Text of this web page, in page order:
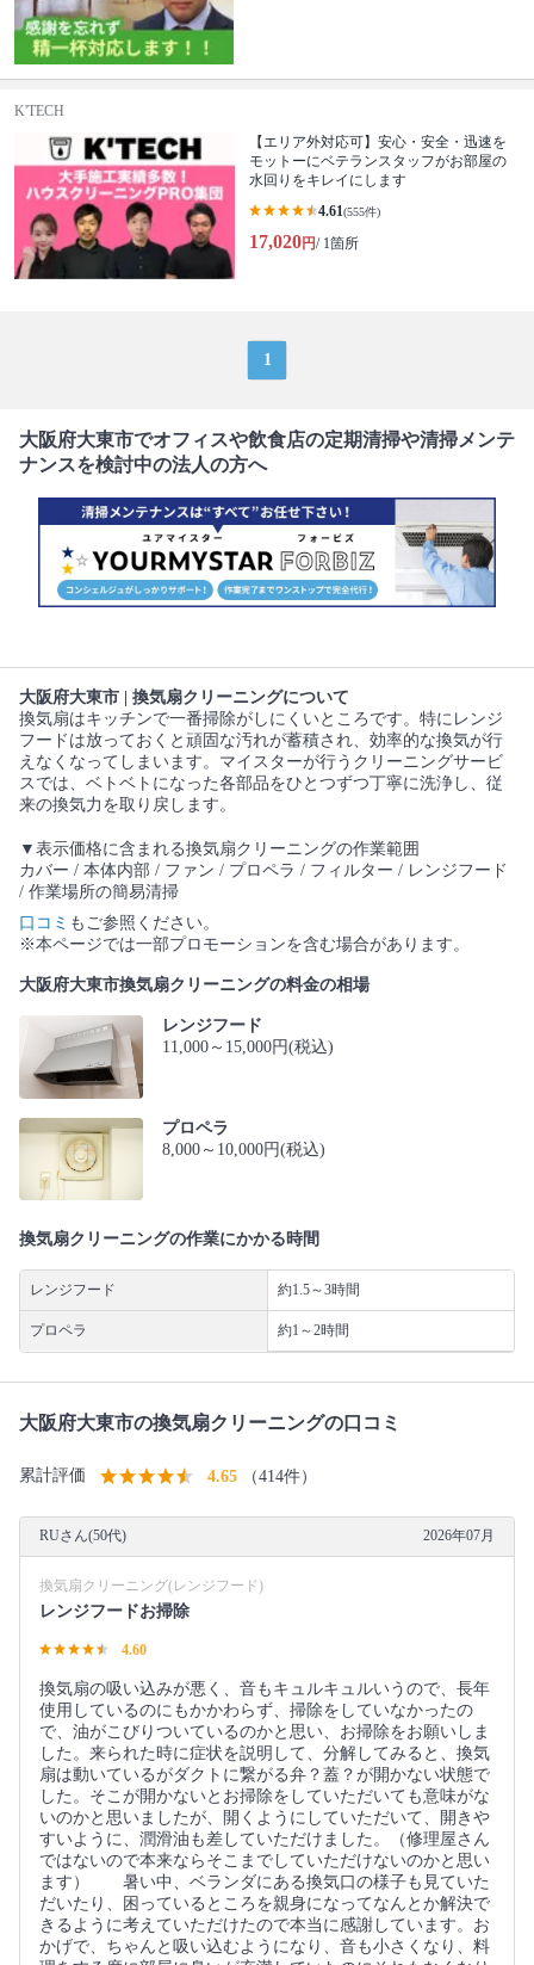
K'TECH
【エリア外対応可】安心・安全・迅速を
モットーにベテランスタッフがお部屋の
水回りをキレイにします
4.61(555件)
17,020円/ 1箇所
1
大阪府大東市でオフィスや飲食店の定期清掃や清掃メンテ
ナンスを検討中の法人の方へ
大阪府大東市 | 換気扇クリーニングについて
換気扇はキッチンで一番掃除がしにくいところです。特にレンジ
フードは放っておくと頑固な汚れが蓄積され、効率的な換気が行
えなくなってしまいます。マイスターが行うクリーニングサービ
スでは、ベトベトになった各部品をひとつずつ丁寧に洗浄し、従
来の換気力を取り戻します。
▼表示価格に含まれる換気扇クリーニングの作業範囲
カバー / 本体内部 / ファン / プロペラ / フィルター / レンジフード
/ 作業場所の簡易清掃
口コミ もご参照ください。
※本ページでは一部プロモーションを含む場合があります。
大阪府大東市換気扇クリーニングの料金の相場
レンジフード
11,000～15,000円(税込)
プロペラ
8,000～10,000円(税込)
換気扇クリーニングの作業にかかる時間
レンジフード 約1.5～3時間
プロペラ 約1～2時間
大阪府大東市の換気扇クリーニングの口コミ
累計評価 4.65 （414件）
RUさん(50代) 2026年07月
換気扇クリーニング(レンジフード)
レンジフードお掃除
4.60
換気扇の吸い込みが悪く、音もキュルキュルいうので、長年
使用しているのにもかかわらず、掃除をしていなかったの
で、油がこびりついているのかと思い、お掃除をお願いしま
した。来られた時に症状を説明して、分解してみると、換気
扇は動いているがダクトに繋がる弁？蓋？が開かない状態で
した。そこが開かないとお掃除をしていただいても意味がな
いのかと思いましたが、開くようにしていただいて、開きや
すいように、潤滑油も差していただけました。（修理屋さん
ではないので本来ならそこまでしていただけないのかと思い
ます） 暑い中、ベランダにある換気口の様子も見ていた
だいたり、困っているところを親身になってなんとか解決で
きるように考えていただけたので本当に感謝しています。お
かげで、ちゃんと吸い込むようになり、音も小さくなり、料